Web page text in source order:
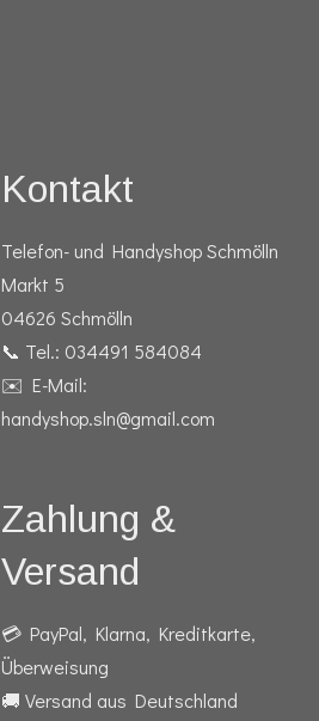
Kontakt
Telefon- und Handyshop Schmölln
Markt 5
04626 Schmölln
📞 Tel.: 034491 584084
✉️ E-Mail:
handyshop.sln@gmail.com
Zahlung &
Versand
💳 PayPal, Klarna, Kreditkarte,
Überweisung
🚚 Versand aus Deutschland